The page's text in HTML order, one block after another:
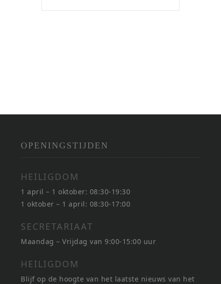
OPENINGSTIJDEN
HEILIGDOM
1 april – 1 oktober: 08:30-19:30
1 oktober – 1 april: 08:30-17:00
SECRETARIAAT
Maandag – Vrijdag van 9:00-15:00 uur
HEILIGDOM
Blijf op de hoogte van het laatste nieuws van het